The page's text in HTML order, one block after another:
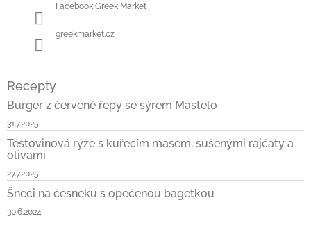
Facebook Greek Market
greekmarket.cz
Recepty
Burger z červené řepy se sýrem Mastelo
31.7.2025
Těstovinová rýže s kuřecím masem, sušenými rajčaty a
olivami
27.7.2025
Šneci na česneku s opečenou bagetkou
30.6.2024